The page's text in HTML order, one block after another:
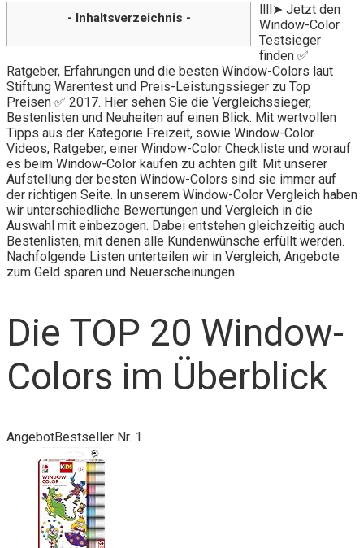
- Inhaltsverzeichnis -
llll➤ Jetzt den
Window-Color
Testsieger
finden ✅
Ratgeber, Erfahrungen und die besten Window-Colors laut
Stiftung Warentest und Preis-Leistungssieger zu Top
Preisen ✅ 2017. Hier sehen Sie die Vergleichssieger,
Bestenlisten und Neuheiten auf einen Blick. Mit wertvollen
Tipps aus der Kategorie Freizeit, sowie Window-Color
Videos, Ratgeber, einer Window-Color Checkliste und worauf
es beim Window-Color kaufen zu achten gilt. Mit unserer
Aufstellung der besten Window-Colors sind sie immer auf
der richtigen Seite. In unserem Window-Color Vergleich haben
wir unterschiedliche Bewertungen und Vergleich in die
Auswahl mit einbezogen. Dabei entstehen gleichzeitig auch
Bestenlisten, mit denen alle Kundenwünsche erfüllt werden.
Nachfolgende Listen unterteilen wir in Vergleich, Angebote
zum Geld sparen und Neuerscheinungen.
Die TOP 20 Window-
Colors im Überblick
AngebotBestseller Nr. 1